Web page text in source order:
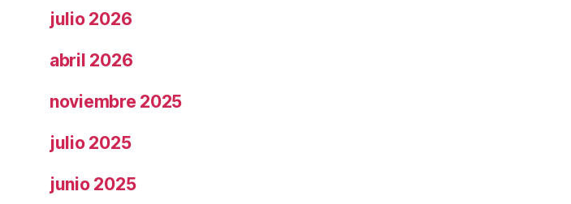
julio 2026
abril 2026
noviembre 2025
julio 2025
junio 2025